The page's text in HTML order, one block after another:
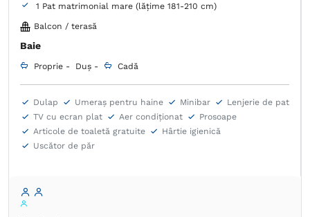
1 Pat matrimonial mare (lățime 181-210 cm)
Balcon / terasă
Baie
Proprie - Duș - Cadă
Dulap Umeraș pentru haine Minibar
Lenjerie de pat
TV cu ecran plat
Aer condiţionat
Prosoape
Articole de toaletă gratuite
Hârtie igienică
Uscător de păr